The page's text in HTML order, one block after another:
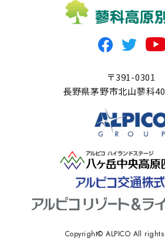
〒391-0301
長野県茅野市北山蓼科
Copyright© ALPICO All